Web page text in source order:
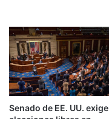
Senado de EE. UU. exige